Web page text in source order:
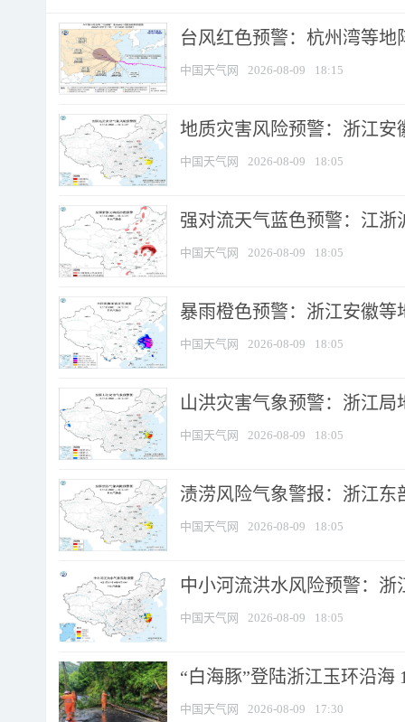
台风红色预警：杭州湾等地
中国天气网 2026-08-09 18:15
地质灾害风险预警：浙江安
中国天气网 2026-08-09 18:05
强对流天气蓝色预警：江浙
中国天气网 2026-08-09 18:05
暴雨橙色预警：浙江安徽等
中国天气网 2026-08-09 18:05
山洪灾害气象预警：浙江
中国天气网 2026-08-09 18:05
渍涝风险气象警报：浙江
中国天气网 2026-08-09 18:05
中小河流洪水风险预警：
中国天气网 2026-08-09 18:05
“白海豚”登陆浙江玉环沿海
中国天气网 2026-08-09 17:30